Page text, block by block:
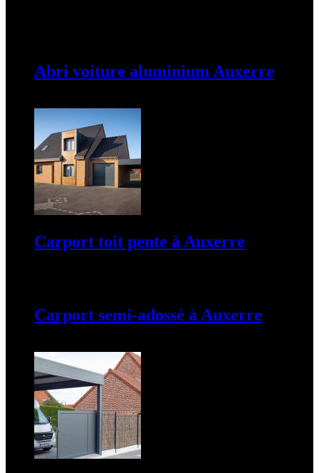
Abri voiture aluminium Auxerre
Carport toit pente à Auxerre
Carport semi-adossé à Auxerre